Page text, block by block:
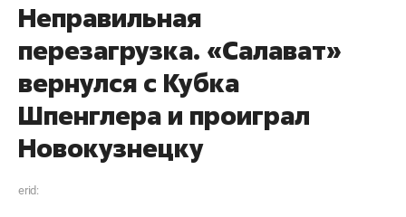
Неправильная
перезагрузка. «Салават»
вернулся с Кубка
Шпенглера и проиграл
Новокузнецку
erid: